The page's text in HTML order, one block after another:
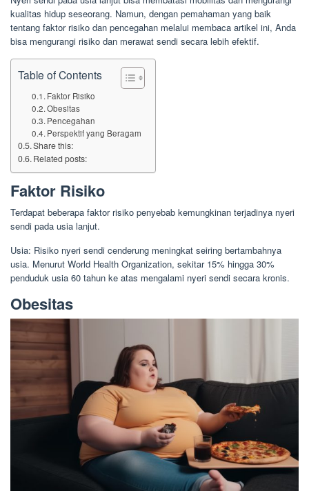
kualitas hidup seseorang. Namun, dengan pemahaman yang baik
tentang faktor risiko dan pencegahan melalui membaca artikel ini, Anda
bisa mengurangi risiko dan merawat sendi secara lebih efektif.
Table of Contents
Faktor Risiko
Obesitas
Pencegahan
Perspektif yang Beragam
Share this:
Related posts:
Faktor Risiko
Terdapat beberapa faktor risiko penyebab kemungkinan terjadinya nyeri
sendi pada usia lanjut.
Usia: Risiko nyeri sendi cenderung meningkat seiring bertambahnya
usia. Menurut World Health Organization, sekitar 15% hingga 30%
penduduk usia 60 tahun ke atas mengalami nyeri sendi secara kronis.
Obesitas